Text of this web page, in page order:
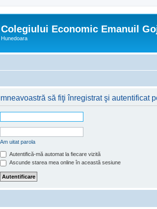
Colegiului Economic Emanuil
Hunedoara
să fiţi înregistrat şi autentificat
Am uitat parola
Autentifică-mă automat la fiecare vizită
Ascunde starea mea online în această sesiune